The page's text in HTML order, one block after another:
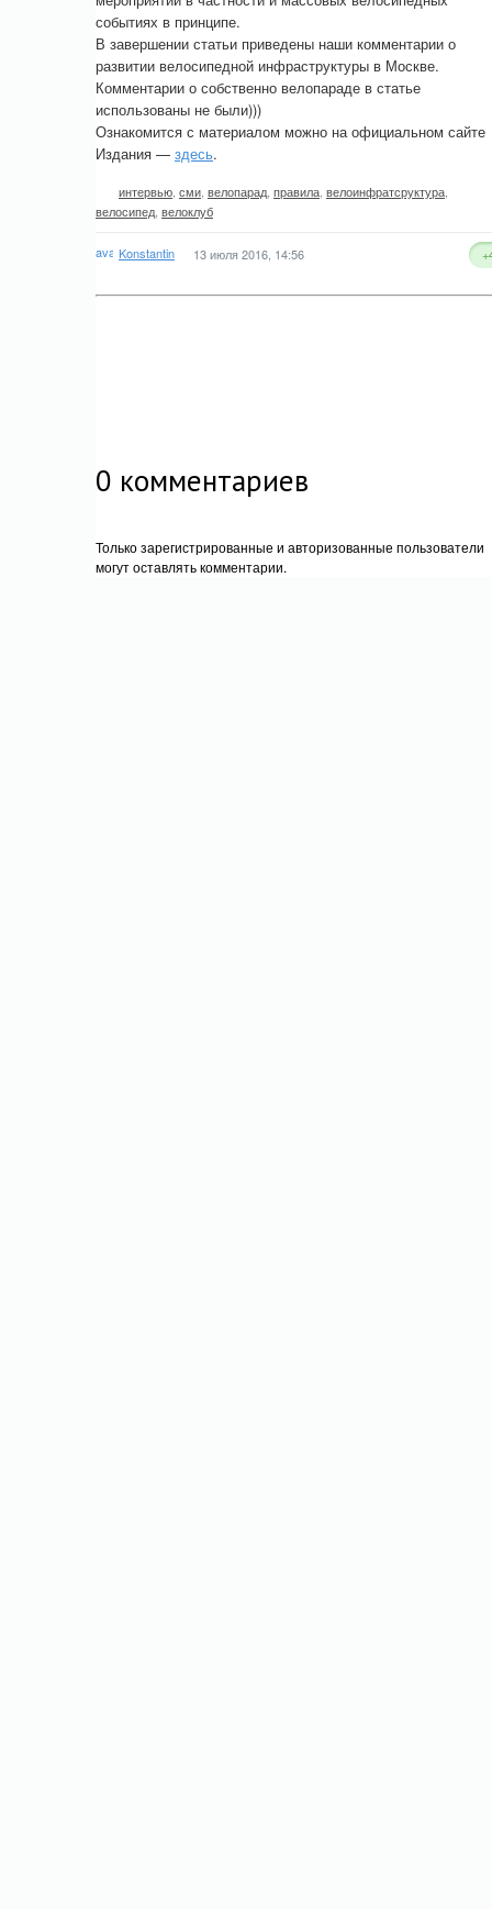
событиях в принципе.
В завершении статьи приведены наши комментарии о
развитии велосипедной инфраструктуры в Москве.
Комментарии о собственно велопараде в статье
использованы не были)))
Ознакомится с материалом можно на официальном сайте
Издания — здесь.
интервью сми велопарад правила велоинфратсруктура
велосипед велоклуб
Konstantin 13 июля 2016, 14:56
0 комментариев
Только зарегистрированные и авторизованные пользователи
могут оставлять комментарии.